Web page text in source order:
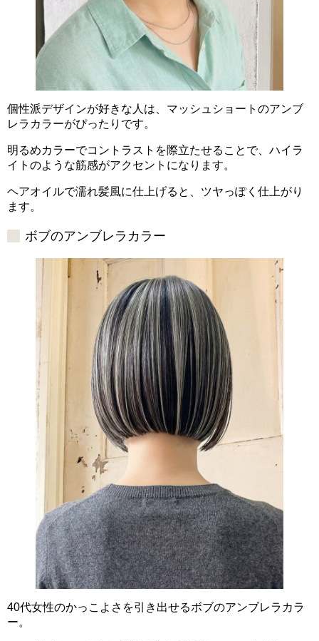
個性派デザインが好きな人は、マッシュショートのアンブ
レラカラーがぴったりです。
明るめカラーでコントラストを際立たせることで、ハイラ
イトのような筋感がアクセントになります。
ヘアオイルで濡れ髪風に仕上げると、ツヤっぽく仕上がり
ます。
ボブのアンブレラカラー
40代女性のかっこよさを引き出せるボブのアンブレラカラ
ー。